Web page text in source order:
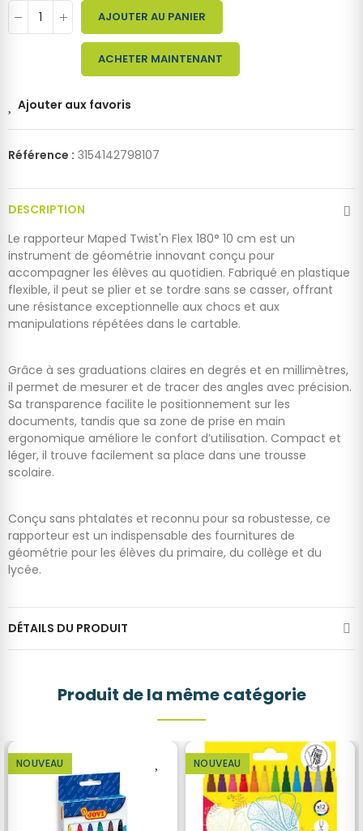
AJOUTER AU PANIER
ACHETER MAINTENANT
Ajouter aux favoris
Référence : 3154142798107
DESCRIPTION
Le rapporteur Maped Twist'n Flex 180° 10 cm est un
instrument de géométrie innovant conçu pour
accompagner les élèves au quotidien. Fabriqué en plastique
flexible, il peut se plier et se tordre sans se casser, offrant
une résistance exceptionnelle aux chocs et aux
manipulations répétées dans le cartable.
Grâce à ses graduations claires en degrés et en millimètres,
il permet de mesurer et de tracer des angles avec précision.
Sa transparence facilite le positionnement sur les
documents, tandis que sa zone de prise en main
ergonomique améliore le confort d’utilisation. Compact et
léger, il trouve facilement sa place dans une trousse
scolaire.
Conçu sans phtalates et reconnu pour sa robustesse, ce
rapporteur est un indispensable des fournitures de
géométrie pour les élèves du primaire, du collège et du
lycée.
DÉTAILS DU PRODUIT
Produit de la même catégorie
NOUVEAU NOUVEAU